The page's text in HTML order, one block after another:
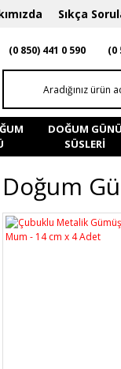
Sıkça
(0 850) 441 0 590 (0
DOĞUM GÜNÜ
SÜSLERI
Doğum